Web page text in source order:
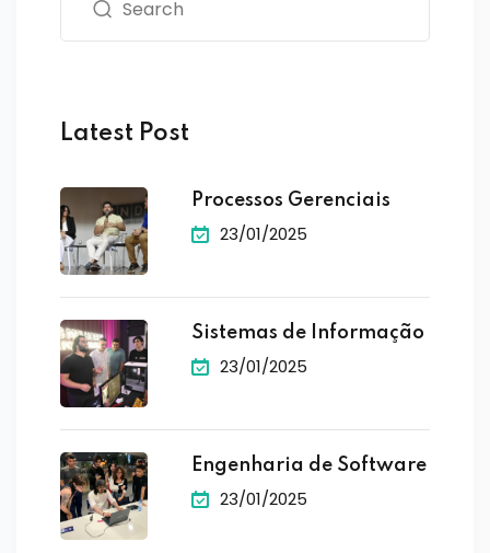
Latest Post
Processos Gerenciais
23/01/2025
Sistemas de Informação
23/01/2025
Engenharia de Software
23/01/2025